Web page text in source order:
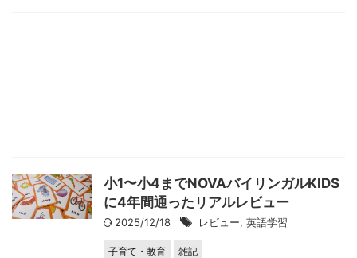
小1〜小4までNOVAバイリンガルKIDS
に4年間通ったリアルレビュー
2025/12/18 レビュー, 英語学習
子育て・教育 雑記